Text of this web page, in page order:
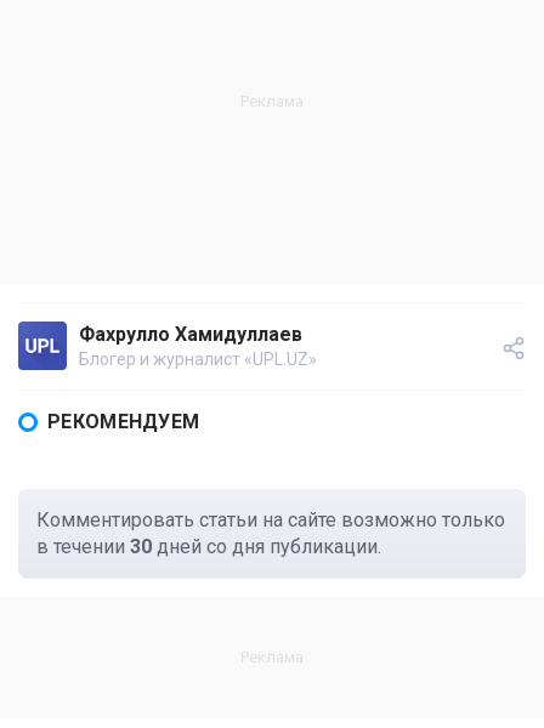
Фахрулло Хамидуллаев
Блогер и журналист «UPL.UZ»
РЕКОМЕНДУЕМ
Комментировать статьи на сайте возможно только
в течении 30 дней со дня публикации.